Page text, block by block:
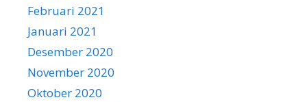
Februari 2021
Januari 2021
Desember 2020
November 2020
Oktober 2020